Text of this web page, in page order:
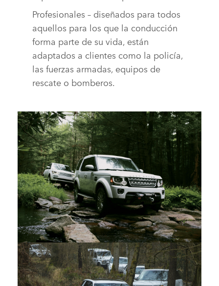
Profesionales – diseñados para todos
aquellos para los que la conducción
forma parte de su vida, están
adaptados a clientes como la policía,
las fuerzas armadas, equipos de
rescate o bomberos.
LAND ROVER EXPERIENCE